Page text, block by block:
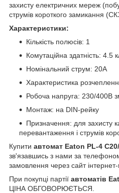
захисту електричних мереж
струмів короткого замикання
Характеристики:
Кількість полюсів: 1
Комутаційна здатність: 4.5
Номінальний струм: 20А
Характеристика
Робоча напруга: 230/400В
Монтаж: на DIN-рейку
Призначення: для захисту
перевантаження і струмів
Купити автомат Eaton PL-4
зв'язавшись з нами за
замовлення через сайт
При покупці партії автоматів
ЦІНА ОБГОВОРЮЄТЬСЯ.